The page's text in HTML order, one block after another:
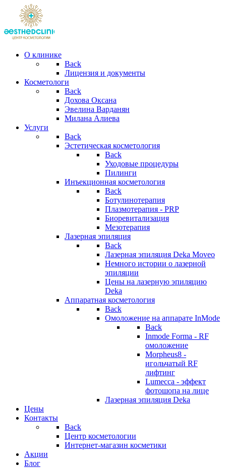
О клинике
Back
Лицензия и документы
Косметологи
Back
Дохова Оксана
Эвелина Варданян
Милана Алиева
Услуги
Back
Эстетическая косметология
Back
Уходовые процедуры
Пилинги
Инъекционная косметология
Back
Ботулинотерапия
Плазмотерапия - PRP
Биоревитализация
Мезотерапия
Лазерная эпиляция
Back
Лазерная эпиляция Deka Moveo
Немного истории о лазерной
эпиляции
Цены на лазерную эпиляцию
Deka
Аппаратная косметология
Back
Омоложение на аппарате InMode
Back
Inmode Forma - RF
омоложение
Morpheus8 -
игольчатый RF
лифтинг
Lumecca - эффект
фотошопа на лице
Лазерная эпиляция Deka
Цены
Контакты
Back
Центр косметологии
Интернет-магазин косметики
Акции
Блог